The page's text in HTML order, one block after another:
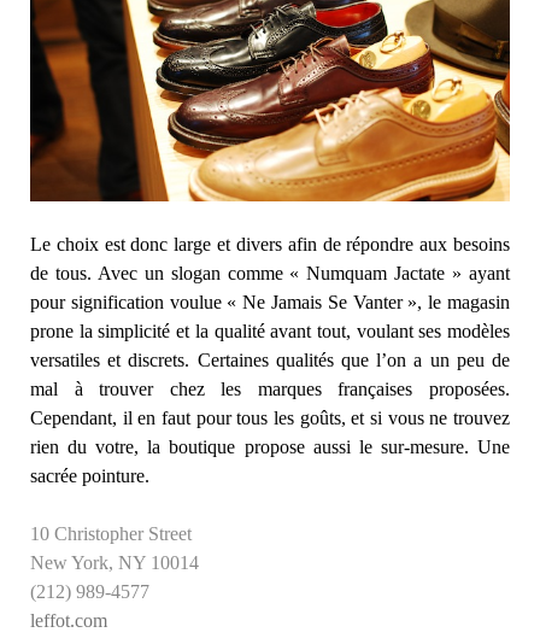
Le choix est donc large et divers afin de répondre aux besoins
de tous. Avec un slogan comme « Numquam Jactate » ayant
pour signification voulue « Ne Jamais Se Vanter », le magasin
prone la simplicité et la qualité avant tout, voulant ses modèles
versatiles et discrets. Certaines qualités que l’on a un peu de
mal à trouver chez les marques françaises proposées.
Cependant, il en faut pour tous les goûts, et si vous ne trouvez
rien du votre, la boutique propose aussi le sur-mesure. Une
sacrée pointure.
10 Christopher Street
New York, NY 10014
(212) 989-4577
leffot.com